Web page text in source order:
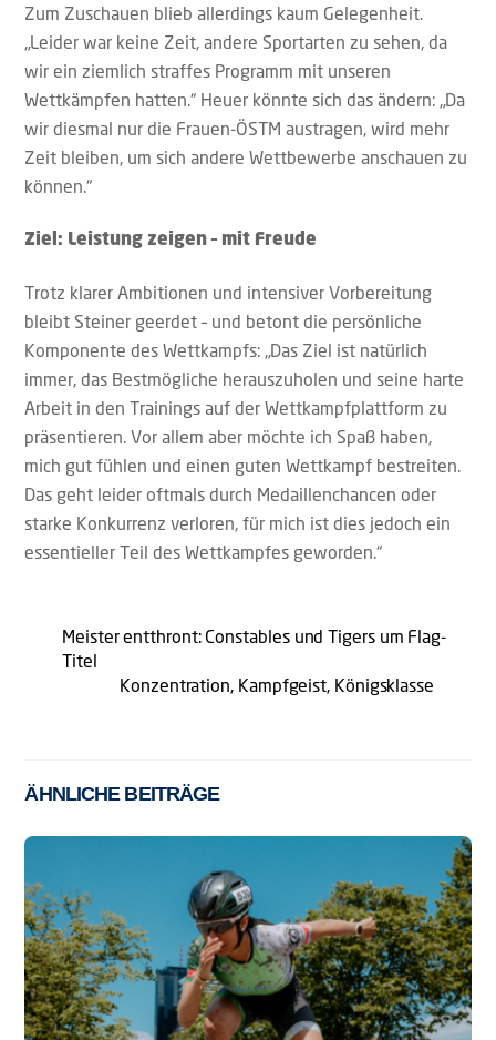
Zum Zuschauen blieb allerdings kaum Gelegenheit.
„Leider war keine Zeit, andere Sportarten zu sehen, da
wir ein ziemlich straffes Programm mit unseren
Wettkämpfen hatten.“ Heuer könnte sich das ändern: „Da
wir diesmal nur die Frauen-ÖSTM austragen, wird mehr
Zeit bleiben, um sich andere Wettbewerbe anschauen zu
können.“
Ziel: Leistung zeigen – mit Freude
Trotz klarer Ambitionen und intensiver Vorbereitung
bleibt Steiner geerdet – und betont die persönliche
Komponente des Wettkampfs: „Das Ziel ist natürlich
immer, das Bestmögliche herauszuholen und seine harte
Arbeit in den Trainings auf der Wettkampfplattform zu
präsentieren. Vor allem aber möchte ich Spaß haben,
mich gut fühlen und einen guten Wettkampf bestreiten.
Das geht leider oftmals durch Medaillenchancen oder
starke Konkurrenz verloren, für mich ist dies jedoch ein
essentieller Teil des Wettkampfes geworden.“
Meister entthront: Constables und Tigers um Flag-
Titel
Konzentration, Kampfgeist, Königsklasse
ÄHNLICHE BEITRÄGE